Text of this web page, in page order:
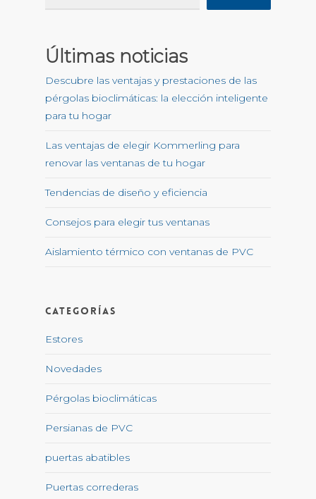
Últimas noticias
Descubre las ventajas y prestaciones de las
pérgolas bioclimáticas: la elección inteligente
para tu hogar
Las ventajas de elegir Kommerling para
renovar las ventanas de tu hogar
Tendencias de diseño y eficiencia
Consejos para elegir tus ventanas
Aislamiento térmico con ventanas de PVC
Categorías
Estores
Novedades
Pérgolas bioclimáticas
Persianas de PVC
puertas abatibles
Puertas correderas